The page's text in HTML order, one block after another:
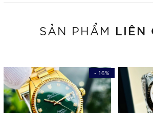
SẢN PHẨM LIÊN
- 16%